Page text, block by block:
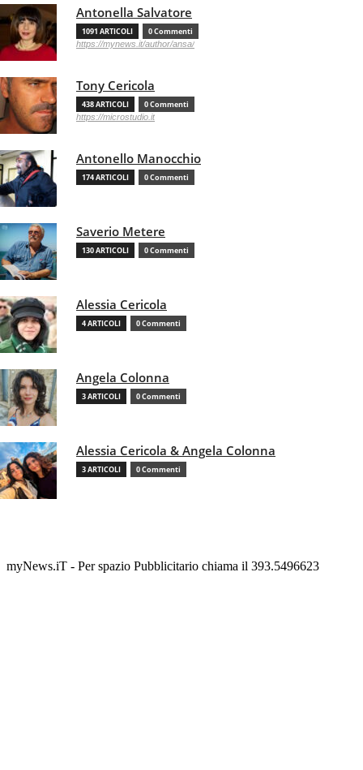
Antonella Salvatore
1091 ARTICOLI 0 Commenti
https://mynews.it/author/ansa/
Tony Cericola
438 ARTICOLI 0 Commenti
https://microstudio.it
Antonello Manocchio
174 ARTICOLI 0 Commenti
Saverio Metere
130 ARTICOLI 0 Commenti
Alessia Cericola
4 ARTICOLI 0 Commenti
Angela Colonna
3 ARTICOLI 0 Commenti
Alessia Cericola & Angela Colonna
3 ARTICOLI 0 Commenti
myNews.iT - Per spazio Pubblicitario chiama il 393.5496623